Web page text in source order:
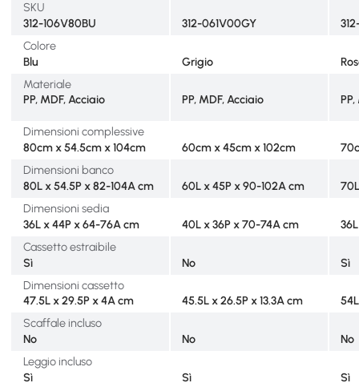
SKU
312-106V80BU
312-061V00GY
Colore
Blu
Grigio
Materiale
PP, MDF, Acciaio
PP, MDF, Acciaio
Dimensioni complessive
80cm x 54.5cm x 104cm
60cm x 45cm x 102cm
Dimensioni banco
80L x 54.5P x 82-104A cm
60L x 45P x 90-102A cm
Dimensioni sedia
36L x 44P x 64-76A cm
40L x 36P x 70-74A cm
Cassetto estraibile
Sì
No
Sì
Dimensioni cassetto
47.5L x 29.5P x 4A cm
45.5L x 26.5P x 13.3A cm
Scaffale incluso
No
No
No
Leggio incluso
Sì
Sì
Sì